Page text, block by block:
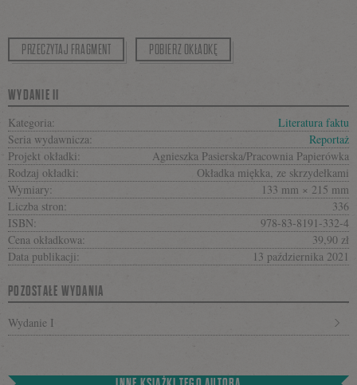
PRZECZYTAJ FRAGMENT POBIERZ OKŁADKĘ
WYDANIE II
Kategoria:
Literatura faktu
Seria wydawnicza:
Reportaż
Projekt okładki:
Agnieszka Pasierska/Pracownia Papierówka
Rodzaj okładki:
Okładka miękka, ze skrzydełkami
Wymiary:
133 mm × 215 mm
Liczba stron:
336
ISBN:
978-83-8191-332-4
Cena okładkowa:
39,90 zł
Data publikacji:
13 października 2021
POZOSTAŁE WYDANIA
Wydanie I